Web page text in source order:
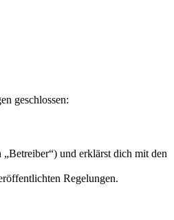
geschlossen:
und erklärst dich mit den
Regelungen.